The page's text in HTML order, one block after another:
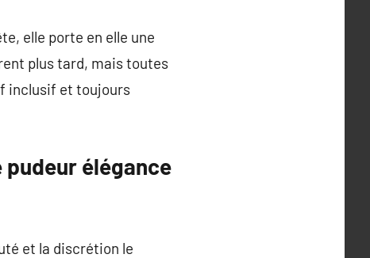
elle porte en elle une
plus tard, mais toutes
inclusif et toujours
pudeur élégance
et la discrétion le